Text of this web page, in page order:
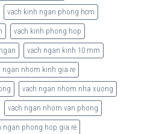
vach kinh ngan phong hcm
vach kinh phong hop
vach ngan kinh 10 mm
ngan nhom kinh gia re
vach ngan nhom nha xuong
vach ngan nhom van phong
ngan phong hop gia re